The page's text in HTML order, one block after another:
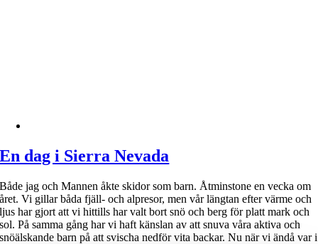
En dag i Sierra Nevada
Både jag och Mannen åkte skidor som barn. Åtminstone en vecka om
året. Vi gillar båda fjäll- och alpresor, men vår längtan efter värme och
ljus har gjort att vi hittills har valt bort snö och berg för platt mark och
sol. På samma gång har vi haft känslan av att snuva våra aktiva och
snöälskande barn på att svischa nedför vita backar. Nu när vi ändå var i